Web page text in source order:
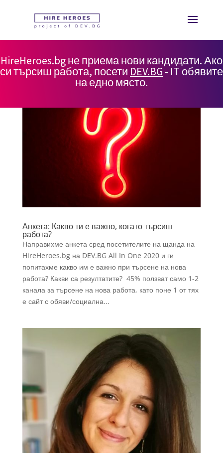
HireHeroes.bg не приема нови кандидати. Ако
си търсиш работа, посети DEV.BG - IT обявите
на едно място.
Анкета: Какво ти е важно, когато търсиш
работа?
Направихме анкета сред посетителите на щанда на
HireHeroes.bg на DEV.BG All In One 2020 и ги
попитахме какво им е важно при търсене на нова
работа? Какви са резултатите? 45% ползват само 1-2
канала за търсене на нова работа, като поне 1 от тях
е сайт с обяви/социална...